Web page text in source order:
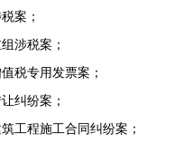
案；
涉税案；
税专用发票案；
纠纷案；
工程施工合同纠纷案；